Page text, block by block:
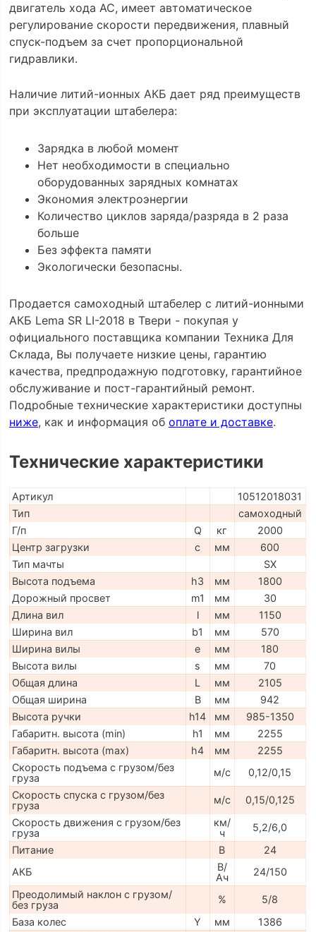
двигатель хода АС, имеет автоматическое
регулирование скорости передвижения, плавный
спуск-подъем за счет пропорциональной
гидравлики.
Наличие литий-ионных АКБ дает ряд преимуществ
при эксплуатации штабелера:
Зарядка в любой момент
Нет необходимости в специально
оборудованных зарядных комнатах
Экономия электроэнергии
Количество циклов заряда/разряда в 2 раза
больше
Без эффекта памяти
Экологически безопасны.
Продается самоходный штабелер с литий-ионными
АКБ Lema SR LI-2018 в Твери - покупая у
официального поставщика компании Техника Для
Склада, Вы получаете низкие цены, гарантию
качества, предпродажную подготовку, гарантийное
обслуживание и пост-гарантийный ремонт.
Подробные технические характеристики доступны
ниже, как и информация об оплате и доставке.
Технические характеристики
Артикул
10512018031
Тип
самоходный
Г/п
Q кг
2000
Центр загрузки
c мм
600
Тип мачты
SX
Высота подъема
h3 мм
1800
Дорожный просвет
m1 мм
30
Длина вил
l мм
1150
Ширина вил
b1 мм
570
Ширина вилы
e мм
180
Высота вилы
s мм
70
Общая длина
L мм
2105
Общая ширина
B мм
942
Высота ручки
h14 мм
985-1350
Габаритн. высота (min)
h1 мм
2255
Габаритн. высота (max)
h4 мм
2255
Скорость подъема с грузом/без
груза
м/с
0,12/0,15
Скорость спуска с грузом/без
груза
м/с
0,15/0,125
Скорость движения с грузом/без
груза
км/
ч
5,2/6,0
Питание
В
24
АКБ
В/
Ач
24/150
Преодолимый наклон с грузом/
без груза
%
5/8
База колес
Y мм
1386